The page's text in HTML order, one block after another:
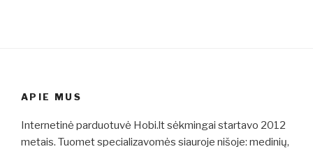
APIE MUS
Internetinė parduotuvė Hobi.lt sėkmingai startavo 2012
metais. Tuomet specializavomės siauroje nišoje: medinių,